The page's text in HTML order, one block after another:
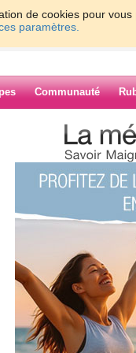
de cookies pour
paramètres.
Communauté
26 27 Suiv. › »
chaussettes